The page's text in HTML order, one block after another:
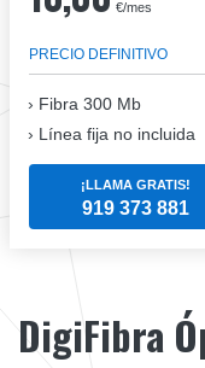
€/mes
PRECIO DEFINITIVO
Fibra 300 Mb
Línea fija no incluida
¡LLAMA GRATIS!
919 373 881
DigiFibra